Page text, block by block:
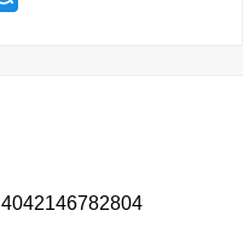
4042146782804